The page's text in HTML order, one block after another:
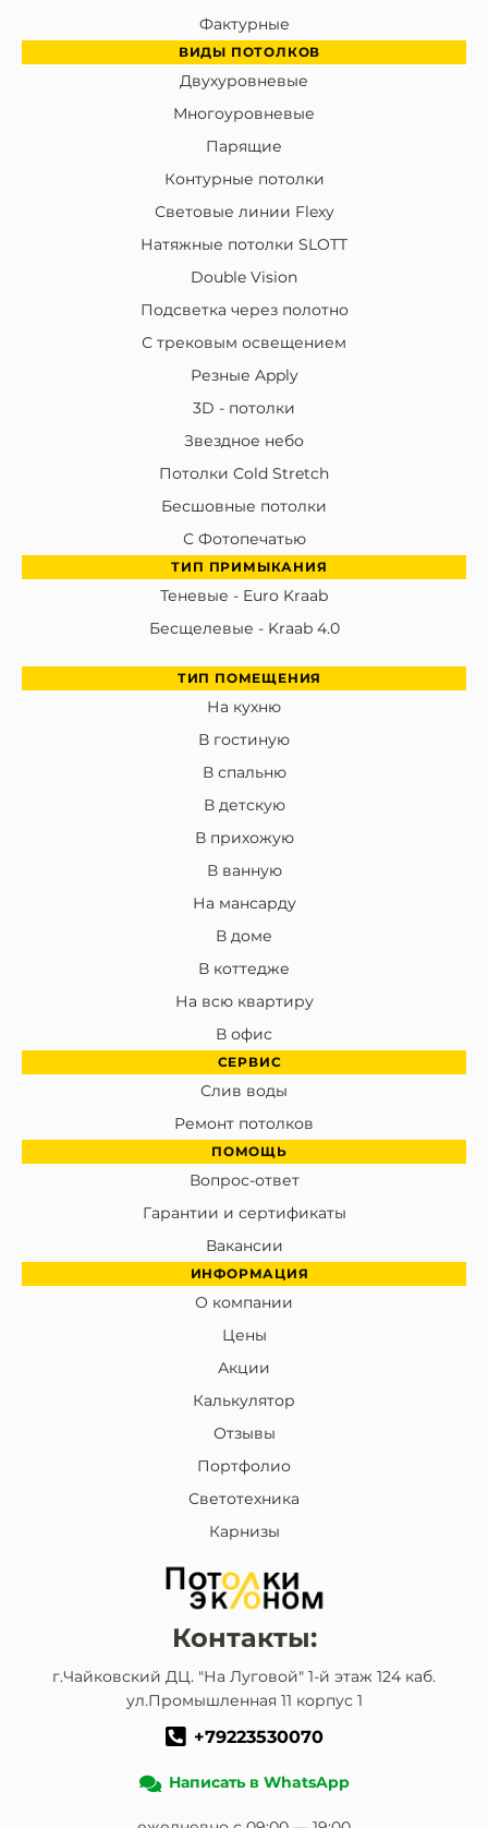
Фактурные
ВИДЫ ПОТОЛКОВ
Двухуровневые
Многоуровневые
Парящие
Контурные потолки
Световые линии Flexy
Натяжные потолки SLOTT
Double Vision
Подсветка через полотно
С трековым освещением
Резные Apply
3D - потолки
Звездное небо
Потолки Cold Stretch
Бесшовные потолки
С Фотопечатью
ТИП ПРИМЫКАНИЯ
Теневые - Euro Kraab
Бесщелевые - Kraab 4.0
ТИП ПОМЕЩЕНИЯ
На кухню
В гостиную
В спальню
В детскую
В прихожую
В ванную
На мансарду
В доме
В коттедже
На всю квартиру
В офис
СЕРВИС
Слив воды
Ремонт потолков
ПОМОЩЬ
Вопрос-ответ
Гарантии и сертификаты
Вакансии
ИНФОРМАЦИЯ
О компании
Цены
Акции
Калькулятор
Отзывы
Портфолио
Светотехника
Карнизы
Контакты:
г.Чайковский ДЦ. "На Луговой" 1-й этаж 124 каб.
ул.Промышленная 11 корпус 1
+79223530070
Написать в WhatsApp